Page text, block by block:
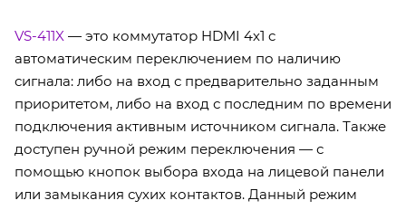
VS-411X — это коммутатор HDMI 4х1 c
автоматическим переключением по наличию
сигнала: либо на вход с предварительно заданным
приоритетом, либо на вход с последним по времени
подключения активным источником сигнала. Также
доступен ручной режим переключения — с
помощью кнопок выбора входа на лицевой панели
или замыкания сухих контактов. Данный режим